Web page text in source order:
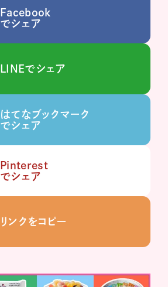
Facebook
でシェア
LINEでシェア
はてなブックマーク
でシェア
Pinterest
でシェア
リンクをコピー